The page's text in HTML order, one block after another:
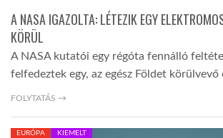
A NASA IGAZOLTA: LÉTEZIK EGY
KÖRÜL
A NASA kutatói egy régóta fennálló
felfedeztek egy, az egész Földet
FOLYTATÁS →
EURÓPA KIEMELT